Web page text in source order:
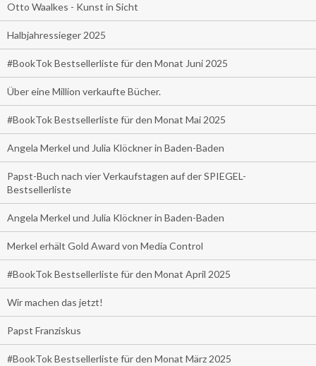
Otto Waalkes - Kunst in Sicht
Halbjahressieger 2025
#BookTok Bestsellerliste für den Monat Juni 2025
Über eine Million verkaufte Bücher.
#BookTok Bestsellerliste für den Monat Mai 2025
Angela Merkel und Julia Klöckner in Baden-Baden
Papst-Buch nach vier Verkaufstagen auf der SPIEGEL-
Bestsellerliste
Angela Merkel und Julia Klöckner in Baden-Baden
Merkel erhält Gold Award von Media Control
#BookTok Bestsellerliste für den Monat April 2025
Wir machen das jetzt!
Papst Franziskus
#BookTok Bestsellerliste für den Monat März 2025